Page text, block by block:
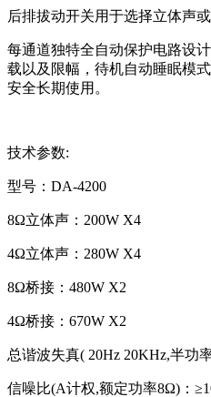
后排拔动开关用于选择立体声
每通道独特全自动保护电路设
载以及限幅，待机自动睡眠模
安全长期使用。
技术参数:
型号：DA-4200
8Ω立体声：200W X4
4Ω立体声：280W X4
8Ω桥接：480W X2
4Ω桥接：670W X2
总谐波失真( 20Hz 20KHz,半功
信噪比(A计权,额定功率8Ω)：